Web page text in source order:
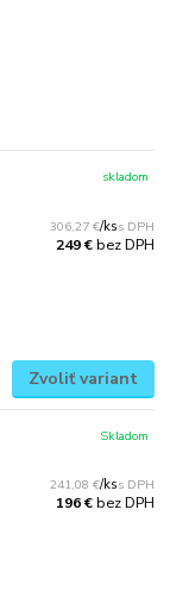
306,27 €/ks
249 €bez DPH
skladom
Zvoliť variant
241,08 €/ks
196 €bez DPH
Skladom